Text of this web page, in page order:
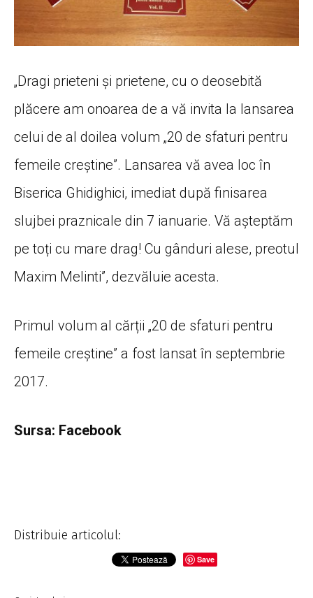
„Dragi prieteni și prietene, cu o deosebită
plăcere am onoarea de a vă invita la lansarea
celui de al doilea volum „20 de sfaturi pentru
femeile creștine”. Lansarea vă avea loc în
Biserica Ghidighici, imediat după finisarea
slujbei praznicale din 7 ianuarie. Vă așteptăm
pe toți cu mare drag! Cu gânduri alese, preotul
Maxim Melinti”, dezvăluie acesta.
Primul volum al cărții „20 de sfaturi pentru
femeile creștine” a fost lansat în septembrie
2017.
Sursa: Facebook
Distribuie articolul:
Save